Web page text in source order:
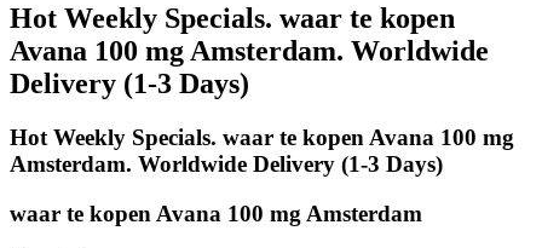
Hot Weekly Specials. waar te kopen
Avana 100 mg Amsterdam. Worldwide
Delivery (1-3 Days)
Hot Weekly Specials. waar te kopen Avana 100 mg
Amsterdam. Worldwide Delivery (1-3 Days)
waar te kopen Avana 100 mg Amsterdam